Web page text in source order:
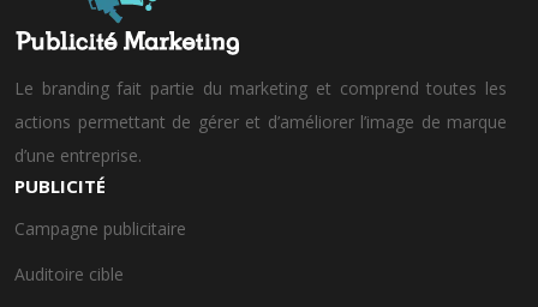
Le branding fait partie du marketing et comprend toutes les
actions permettant de gérer et d’améliorer l’image de marque
d’une entreprise.
PUBLICITÉ
Campagne publicitaire
Auditoire cible